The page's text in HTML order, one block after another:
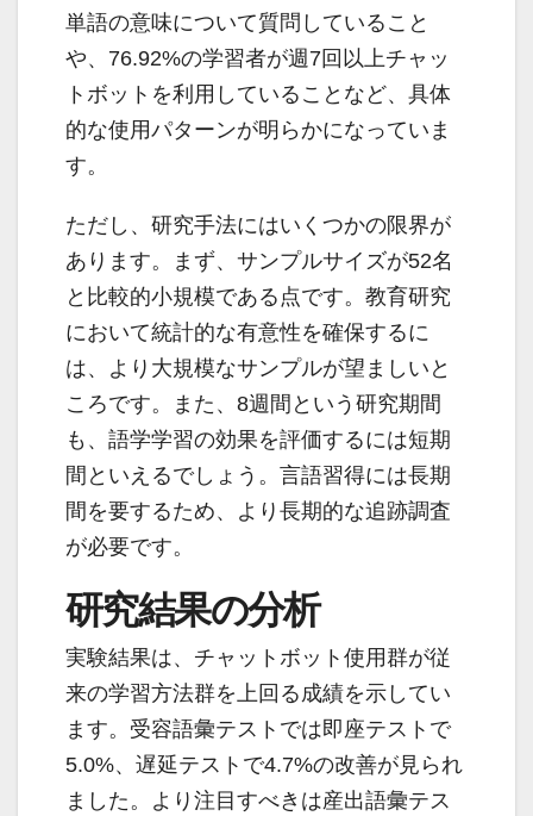
単語の意味について質問していること
や、76.92%の学習者が週7回以上チャッ
トボットを利用していることなど、具体
的な使用パターンが明らかになっていま
す。
ただし、研究手法にはいくつかの限界が
あります。まず、サンプルサイズが52名
と比較的小規模である点です。教育研究
において統計的な有意性を確保するに
は、より大規模なサンプルが望ましいと
ころです。また、8週間という研究期間
も、語学学習の効果を評価するには短期
間といえるでしょう。言語習得には長期
間を要するため、より長期的な追跡調査
が必要です。
研究結果の分析
実験結果は、チャットボット使用群が従
来の学習方法群を上回る成績を示してい
ます。受容語彙テストでは即座テストで
5.0%、遅延テストで4.7%の改善が見られ
ました。より注目すべきは産出語彙テス